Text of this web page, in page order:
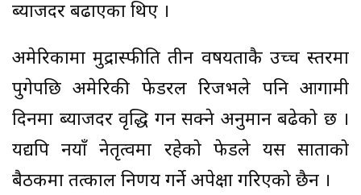
ब्याजदर बढाएका थिए ।
अमेरिकामा मुद्रास्फीति तीन वर्षयताकै उच्च स्तरमा
पुगेपछि अमेरिकी फेडरल रिजर्भले पनि आगामी
दिनमा ब्याजदर वृद्धि गर्न सक्ने अनुमान बढेको छ ।
यद्यपि नयाँ नेतृत्वमा रहेको फेडले यस साताको
बैठकमा तत्काल निर्णय गर्ने अपेक्षा गरिएको छैन ।